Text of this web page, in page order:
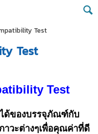
Test
Test
Test
ด้ของบรรจุภัณฑ์กับ
าวะต่างๆเพื่อคุณค่าที่ดี